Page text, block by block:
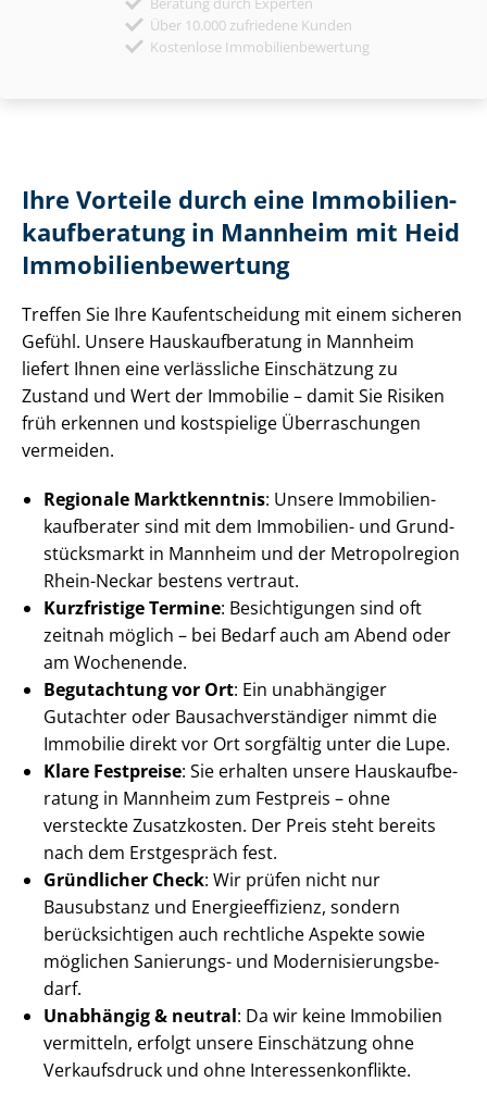
Über 10.000 zufriedene Kunden
Kostenlose Immobilienbewertung
Ihre Vorteile durch eine Im­mo­bi­li­en­
kauf­be­ra­tung in Mannheim mit Heid
Im­mo­bi­li­en­be­wer­tung
Treffen Sie Ihre Kauf­ent­schei­dung mit einem sicheren
Gefühl. Unsere Haus­kauf­be­ra­tung in Mannheim
liefert Ihnen eine verlässliche Einschätzung zu
Zustand und Wert der Immobilie – damit Sie Risiken
früh erkennen und kostspielige Überraschungen
vermeiden.
Regionale Marktkenntnis: Unsere Im­mo­bi­li­en­
kauf­be­ra­ter sind mit dem Immobilien- und Grund­
stücks­markt in Mannheim und der Metropolregion
Rhein-Neckar bestens vertraut.
Kurzfristige Termine: Besichtigungen sind oft
zeitnah möglich – bei Bedarf auch am Abend oder
am Wochenende.
Begutachtung vor Ort: Ein unabhängiger
Gutachter oder Bau­sach­ver­stän­di­ger nimmt die
Immobilie direkt vor Ort sorgfältig unter die Lupe.
Klare Festpreise: Sie erhalten unsere Haus­kauf­be­
ra­tung in Mannheim zum Festpreis – ohne
versteckte Zusatzkosten. Der Preis steht bereits
nach dem Erstgespräch fest.
Gründlicher Check: Wir prüfen nicht nur
Bausubstanz und En­er­gie­ef­fi­zi­enz, sondern
berücksichtigen auch rechtliche Aspekte sowie
möglichen Sanierungs- und Mo­der­ni­sie­rungs­be­
darf.
Unabhängig & neutral: Da wir keine Immobilien
vermitteln, erfolgt unsere Einschätzung ohne
Verkaufsdruck und ohne In­ter­es­sen­kon­flik­te.